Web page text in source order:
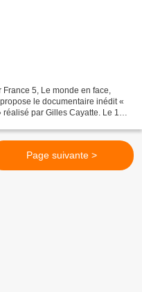
5, Le monde en face,
le documentaire inédit «
réalisé par Gilles Cayatte. Le 19
Page suivante >